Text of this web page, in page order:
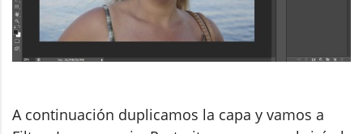
A continuación duplicamos la capa y vamos a